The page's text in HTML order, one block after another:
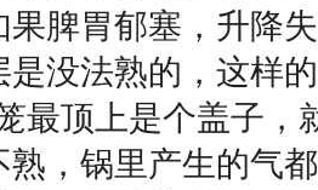
果脾胃郁塞，升降
没法熟的，这样
最顶上是个盖子
熟，锅里产生的气